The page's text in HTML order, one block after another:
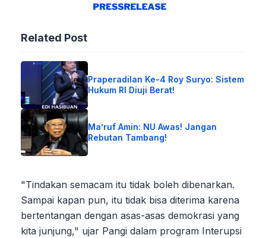
Related Post
Praperadilan Ke-4 Roy Suryo: Sistem
Hukum RI Diuji Berat!
Ma’ruf Amin: NU Awas! Jangan
Rebutan Tambang!
"Tindakan semacam itu tidak boleh dibenarkan.
Sampai kapan pun, itu tidak bisa diterima karena
bertentangan dengan asas-asas demokrasi yang
kita junjung," ujar Pangi dalam program Interupsi